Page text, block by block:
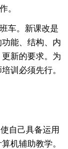
。
车。新课改是
能、结构、内
新的要求。为
训必须先行。
自己具备运用
机辅助教学。